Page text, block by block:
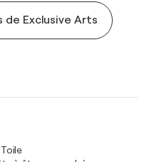
Exclusive Arts